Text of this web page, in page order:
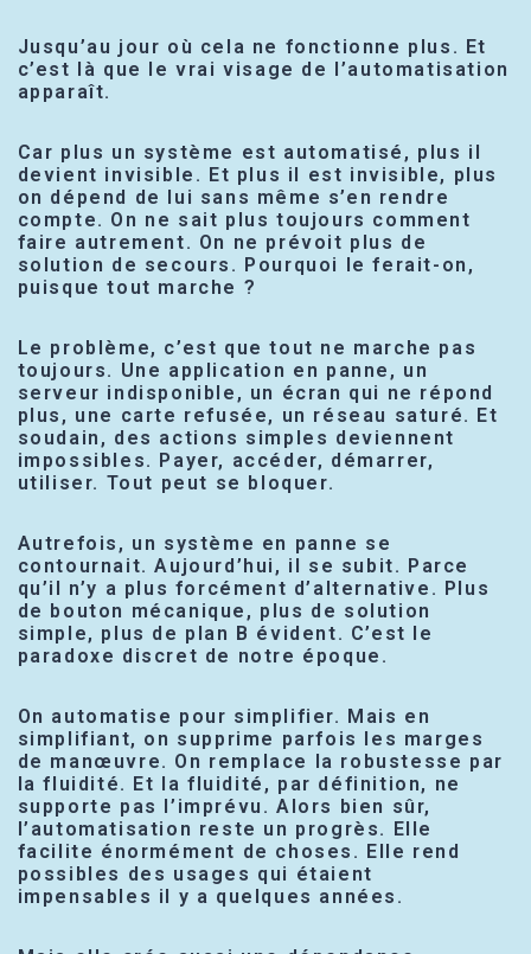
Jusqu’au jour où cela ne fonctionne plus. Et
c’est là que le vrai visage de l’automatisation
apparaît.
Car plus un système est automatisé, plus il
devient invisible. Et plus il est invisible, plus
on dépend de lui sans même s’en rendre
compte. On ne sait plus toujours comment
faire autrement. On ne prévoit plus de
solution de secours. Pourquoi le ferait-on,
puisque tout marche ?
Le problème, c’est que tout ne marche pas
toujours. Une application en panne, un
serveur indisponible, un écran qui ne répond
plus, une carte refusée, un réseau saturé. Et
soudain, des actions simples deviennent
impossibles. Payer, accéder, démarrer,
utiliser. Tout peut se bloquer.
Autrefois, un système en panne se
contournait. Aujourd’hui, il se subit. Parce
qu’il n’y a plus forcément d’alternative. Plus
de bouton mécanique, plus de solution
simple, plus de plan B évident. C’est le
paradoxe discret de notre époque.
On automatise pour simplifier. Mais en
simplifiant, on supprime parfois les marges
de manœuvre. On remplace la robustesse par
la fluidité. Et la fluidité, par définition, ne
supporte pas l’imprévu. Alors bien sûr,
l’automatisation reste un progrès. Elle
facilite énormément de choses. Elle rend
possibles des usages qui étaient
impensables il y a quelques années.